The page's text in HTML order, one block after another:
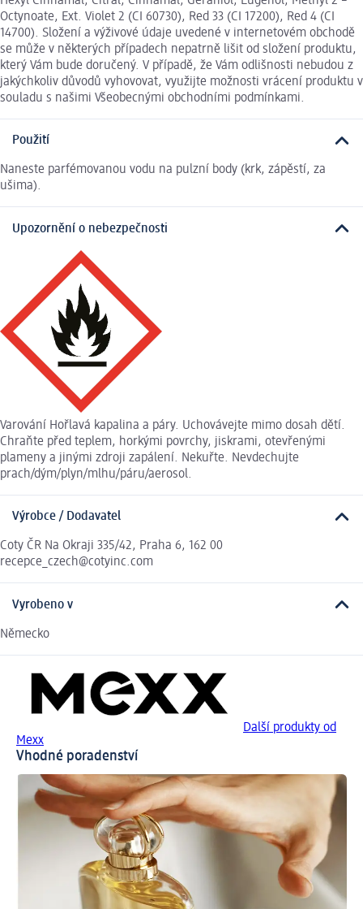
Octynoate, Ext. Violet 2 (CI 60730), Red 33 (CI 17200), Red 4 (CI
14700). Složení a výživové údaje uvedené v internetovém obchodě
se může v některých případech nepatrně lišit od složení produktu,
který Vám bude doručený. V případě, že Vám odlišnosti nebudou z
jakýchkoliv důvodů vyhovovat, využijte možnosti vrácení produktu v
souladu s našimi Všeobecnými obchodními podmínkami.
Použití
Naneste parfémovanou vodu na pulzní body (krk, zápěstí, za
ušima).
Upozornění o nebezpečnosti
Varování Hořlavá kapalina a páry. Uchovávejte mimo dosah dětí.
Chraňte před teplem, horkými povrchy, jiskrami, otevřenými
plameny a jinými zdroji zapálení. Nekuřte. Nevdechujte
prach/dým/plyn/mlhu/páru/aerosol.
Výrobce / Dodavatel
Coty ČR Na Okraji 335/42, Praha 6, 162 00
recepce_czech@cotyinc.com
Vyrobeno v
Německo
Další produkty od
Mexx
Vhodné poradenství